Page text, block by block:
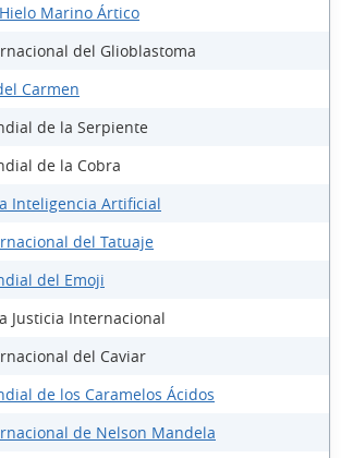
Marino Ártico
del Glioblastoma
Carmen
de la Serpiente
de la Cobra
Inteligencia Artificial
del Tatuaje
del Emoji
Justicia Internacional
del Caviar
de los Caramelos Ácidos
de Nelson Mandela